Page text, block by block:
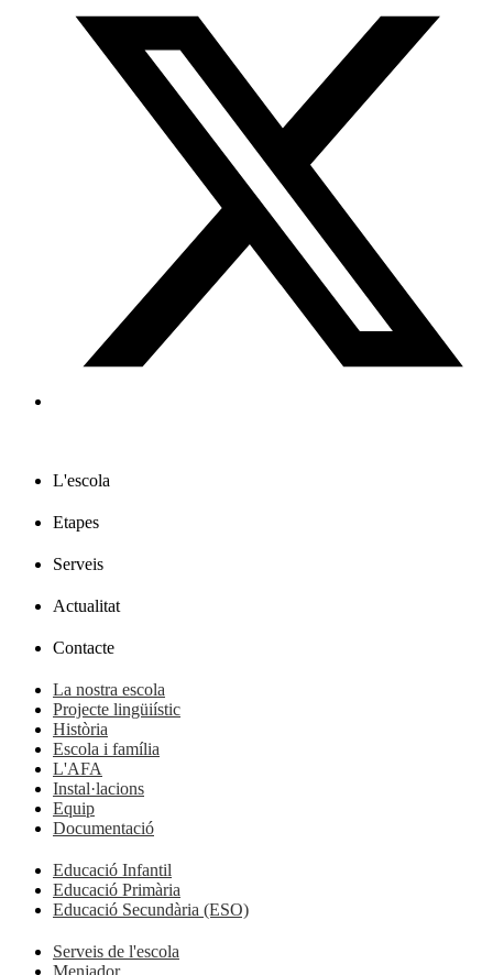
L'escola
Etapes
Serveis
Actualitat
Contacte
La nostra escola
Projecte lingüiístic
Història
Escola i família
L'AFA
Instal·lacions
Equip
Documentació
Educació Infantil
Educació Primària
Educació Secundària (ESO)
Serveis de l'escola